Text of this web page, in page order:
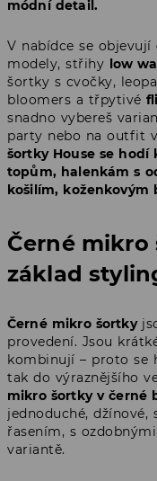
módní detail.
V nabídce se objevují
modely, střihy low
šortky s cvočky,
bloomers a třpytivé
snadno vybereš
party nebo na outfit
šortky House se
topům, halenkám s
košilím, koženkovým
Černé mikro
základ
Černé mikro šortky
provedení. Jsou
kombinují – proto se
tak do výraznějšího
mikro šortky v černé
jednoduché, džínové,
řasením, s
variantě.